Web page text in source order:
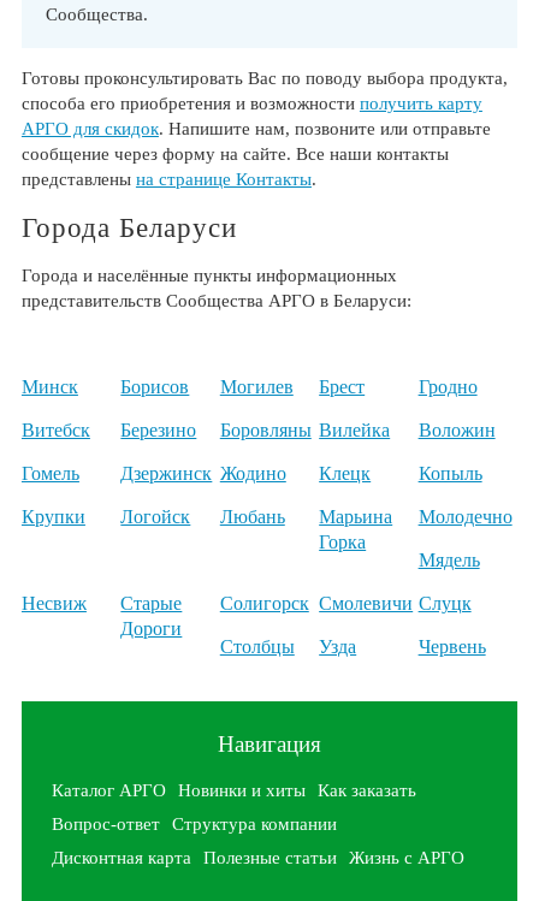
Сообщества.
Готовы проконсультировать Вас по поводу выбора продукта,
способа его приобретения и возможности получить карту
АРГО для скидок. Напишите нам, позвоните или отправьте
сообщение через форму на сайте. Все наши контакты
представлены на странице Контакты.
Города Беларуси
Города и населённые пункты информационных
представительств Сообщества АРГО в Беларуси:
Минск Борисов Могилев Брест Гродно
Витебск Березино Боровляны Вилейка Воложин
Гомель Дзержинск Жодино Клецк Копыль
Крупки Логойск Любань
Марьина
Горка
Молодечно
Мядель
Несвиж
Старые
Дороги
Солигорск Смолевичи Слуцк
Столбцы Узда Червень
Навигация
Каталог АРГО Новинки и хиты
Как заказать
Вопрос-ответ
Структура компании
Дисконтная карта
Полезные статьи Жизнь с АРГО